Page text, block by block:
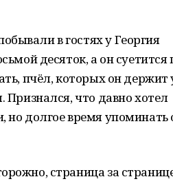
в гостях у Георгия
десяток, а он суетится
пчёл, которых он держит
Признался, что давно хотел
но долгое время упоминать
страница за